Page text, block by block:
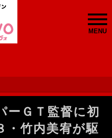
MENU
ーＧＴ監督に初
竹内美宥が駆